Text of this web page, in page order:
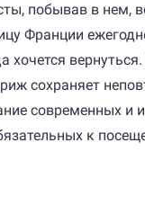
побывав в нем,
Франции
сохраняет
современных и
к